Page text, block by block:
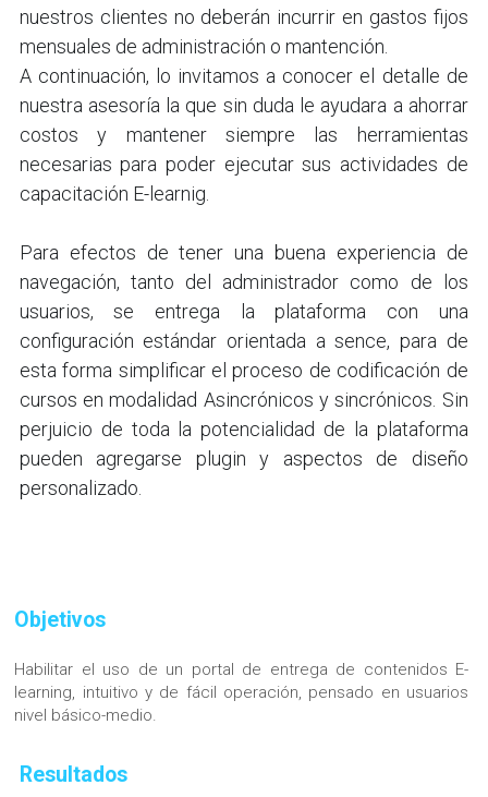
nuestros clientes no deberán incurrir en gastos fijos
mensuales de administración o mantención.
A continuación, lo invitamos a conocer el detalle de
nuestra asesoría la que sin duda le ayudara a ahorrar
costos y mantener siempre las herramientas
necesarias para poder ejecutar sus actividades de
capacitación E-learnig.
Para efectos de tener una buena experiencia de
navegación, tanto del administrador como de los
usuarios, se entrega la plataforma con una
configuración estándar orientada a sence, para de
esta forma simplificar el proceso de codificación de
cursos en modalidad Asincrónicos y sincrónicos. Sin
perjuicio de toda la potencialidad de la plataforma
pueden agregarse plugin y aspectos de diseño
personalizado.
Objetivos
Habilitar el uso de un portal de entrega de contenidos E-
learning, intuitivo y de fácil operación, pensado en usuarios
nivel básico-medio.
Resultados